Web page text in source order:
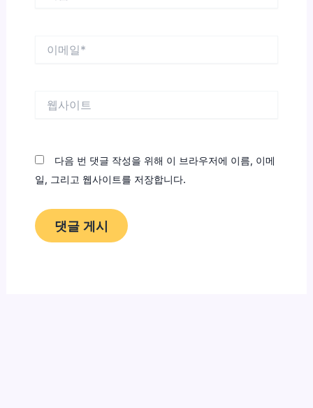
다음 번 댓글 작성을 위해 이 브라우저에 이름, 이메
일, 그리고 웹사이트를 저장합니다.